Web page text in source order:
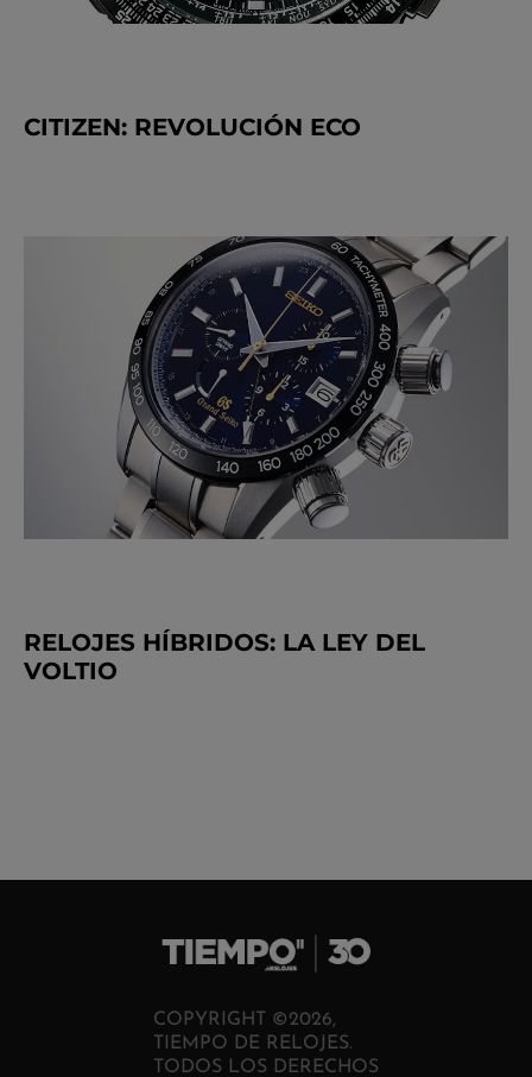
CITIZEN: REVOLUCIÓN ECO
RELOJES HÍBRIDOS: LA LEY DEL
VOLTIO
COPYRIGHT ©2026,
TIEMPO DE RELOJES.
TODOS LOS DERECHOS